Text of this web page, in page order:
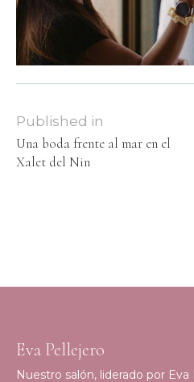
Published in
Una boda frente al mar en el
Xalet del Nin
Eva Pellejero
Nuestro salón, liderado por